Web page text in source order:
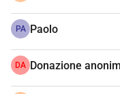
PA Paolo
DA Donazione